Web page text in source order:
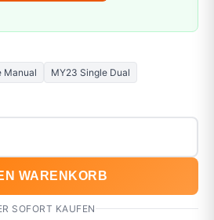
Manual
MY23 Single Dual
WARENKORB
SOFORT KAUFEN